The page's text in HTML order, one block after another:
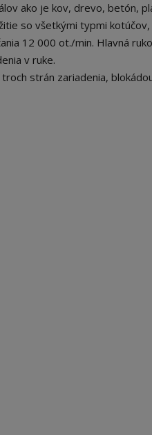
ako je kov, drevo, betón,
so všetkými typmi
12 000 ot./min. Hlavná
v ruke.
strán zariadenia,